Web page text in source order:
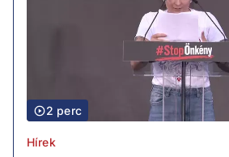
2 perc
Hírek